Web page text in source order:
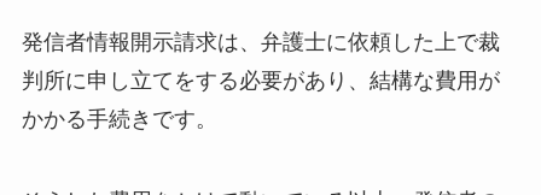
発信者情報開示請求は、弁護士に依頼した上で裁
判所に申し立てをする必要があり、結構な費用が
かかる手続きです。